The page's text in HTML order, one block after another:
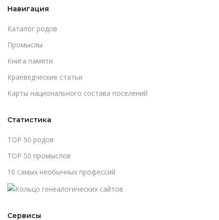
Навигация
Каталог родов
Промыслы
Книга памяти
Краеведческие статьи
Карты национального состава поселений
Статистика
TOP 50 родов
TOP 50 промыслов
10 самых необычных профессий
Сервисы